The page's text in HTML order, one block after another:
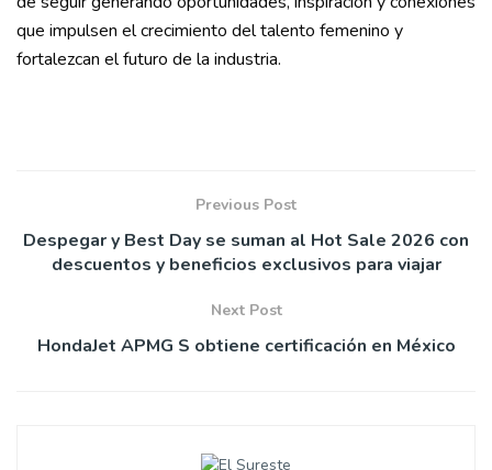
que impulsen el crecimiento del talento femenino y
fortalezcan el futuro de la industria.
Previous Post
Despegar y Best Day se suman al Hot Sale 2026 con
descuentos y beneficios exclusivos para viajar
Next Post
HondaJet APMG S obtiene certificación en México